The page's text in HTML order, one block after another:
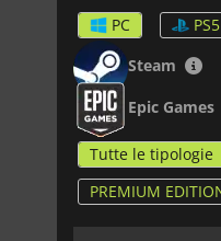
PC PS5
Steam
Epic Games
Tutte le tipologie
PREMIUM